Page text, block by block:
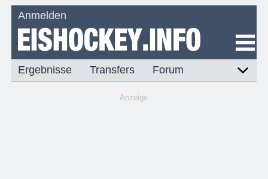
Anmelden
Ergebnisse Transfers Forum
Anzeige